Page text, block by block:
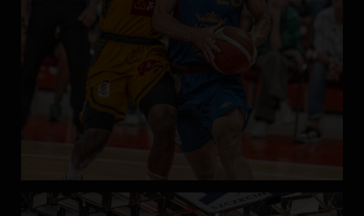
Enea Arena
20 dni temu
Jak jest na półkoloniach w Enea Arenie?
Trochę kreatywnie, trochę aktywnie i zawsze wesoło!
zapominając o wspaniałej zabawie!